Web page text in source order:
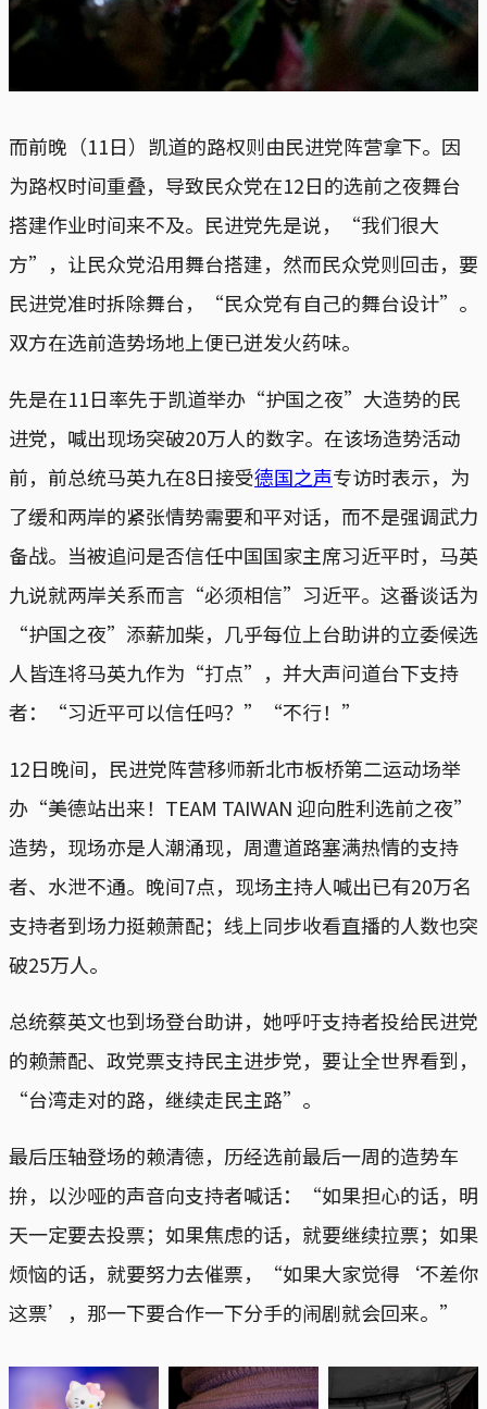
而前晚（11日）凯道的路权则由民进党阵营拿下。因
为路权时间重叠，导致民众党在12日的选前之夜舞台
搭建作业时间来不及。民进党先是说，“我们很大
方”，让民众党沿用舞台搭建，然而民众党则回击，要
民进党准时拆除舞台，“民众党有自己的舞台设计”。
双方在选前造势场地上便已迸发火药味。
先是在11日率先于凯道举办“护国之夜”大造势的民
进党，喊出现场突破20万人的数字。在该场造势活动
前，前总统马英九在8日接受德国之声专访时表示，为
了缓和两岸的紧张情势需要和平对话，而不是强调武力
备战。当被追问是否信任中国国家主席习近平时，马英
九说就两岸关系而言“必须相信”习近平。这番谈话为
“护国之夜”添薪加柴，几乎每位上台助讲的立委候选
人皆连将马英九作为“打点”，并大声问道台下支持
者：“习近平可以信任吗？”“不行！”
12日晚间，民进党阵营移师新北市板桥第二运动场举
办“美德站出来！TEAM TAIWAN 迎向胜利选前之夜”
造势，现场亦是人潮涌现，周遭道路塞满热情的支持
者、水泄不通。晚间7点，现场主持人喊出已有20万名
支持者到场力挺赖萧配；线上同步收看直播的人数也突
破25万人。
总统蔡英文也到场登台助讲，她呼吁支持者投给民进党
的赖萧配、政党票支持民主进步党，要让全世界看到，
“台湾走对的路，继续走民主路”。
最后压轴登场的赖清德，历经选前最后一周的造势车
拚，以沙哑的声音向支持者喊话：“如果担心的话，明
天一定要去投票；如果焦虑的话，就要继续拉票；如果
烦恼的话，就要努力去催票，“如果大家觉得‘不差你
这票’，那一下要合作一下分手的闹剧就会回来。”